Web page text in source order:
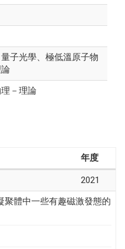
子光學、極低溫原子物
－理論
年度
2021
聚體中一些有趣磁激發態的